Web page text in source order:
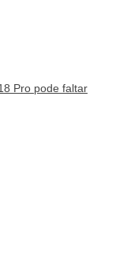
Pro pode faltar